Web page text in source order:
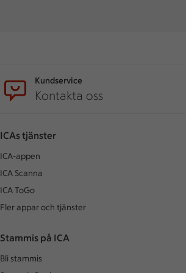
Kundservice
Kontakta oss
ICAs tjänster
ICA-appen
ICA Scanna
ICA ToGo
Fler appar och tjänster
Stammis på ICA
Bli stammis